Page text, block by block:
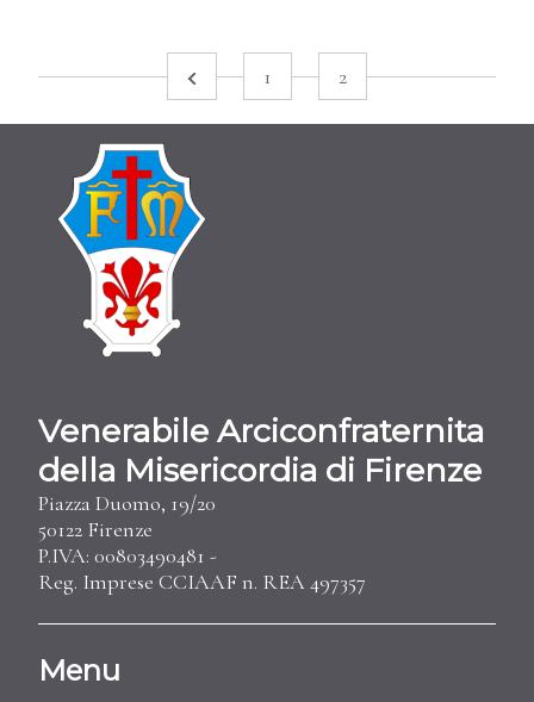
1 2
Venerabile Arciconfraternita
della Misericordia di Firenze
Piazza Duomo, 19/20
50122 Firenze
P.IVA: 00803490481 -
Reg. Imprese CCIAAF n. REA 497357
Menu